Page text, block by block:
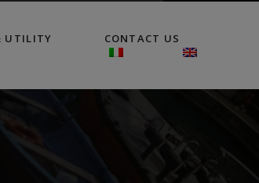
UTILITY CONTACT US